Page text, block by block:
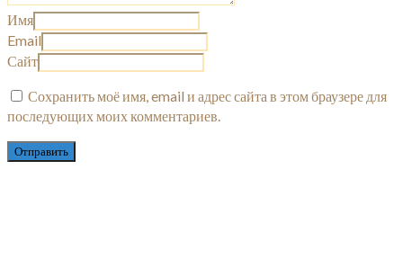
Имя
Email
Сайт
Сохранить моё имя, email и адрес сайта в этом браузере для
последующих моих комментариев.